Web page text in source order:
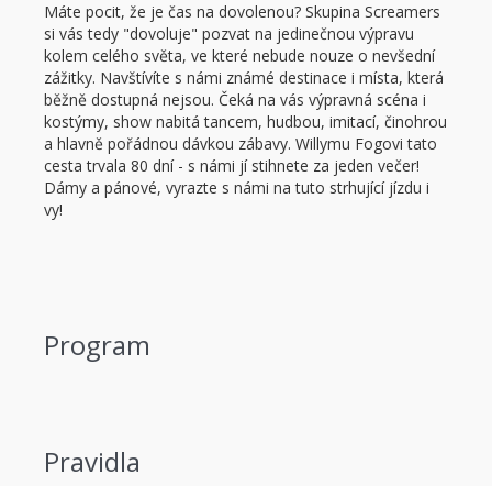
Máte pocit, že je čas na dovolenou? Skupina Screamers
si vás tedy "dovoluje" pozvat na jedinečnou výpravu
kolem celého světa, ve které nebude nouze o nevšední
zážitky. Navštívíte s námi známé destinace i místa, která
běžně dostupná nejsou. Čeká na vás výpravná scéna i
kostýmy, show nabitá tancem, hudbou, imitací, činohrou
a hlavně pořádnou dávkou zábavy. Willymu Fogovi tato
cesta trvala 80 dní - s námi jí stihnete za jeden večer!
Dámy a pánové, vyrazte s námi na tuto strhující jízdu i
vy!
Program
Pravidla